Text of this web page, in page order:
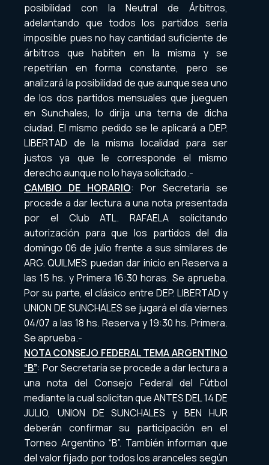
posibilidad con la Neutral de Árbitros,
adelantando que todos los partidos sería
imposible pues no hay cantidad suficiente de
árbitros que habiten en la misma y se
repetirían en forma constante, pero se
analizará la posibilidad de que aunque sea uno
de los dos partidos mensuales que jueguen
en Sunchales, lo dirija una terna de dicha
ciudad. El mismo pedido se le aplicará a DEP.
LIBERTAD de la misma localidad para ser
justos ya que le corresponde el mismo
derecho aunque no lo haya solicitado.-
CAMBIO DE HORARIO: Por Secretaría se
procede a dar lectura a una nota presentada
por el Club ATL. RAFAELA solicitando
autorización para que los partidos del día
domingo 06 de julio frente a sus similares de
ARG. QUILMES puedan dar inicio en Reserva a
las 15 hs. y Primera 16:30 horas. Se aprueba.
Por su parte, el clásico entre DEP. LIBERTAD y
UNION DE SUNCHALES se jugará el día viernes
04/07 a las 18 hs. Reserva y 19:30 hs. Primera.
Se aprueba.-
NOTA CONSEJO FEDERAL TEMA ARGENTINO
“B”: Por Secretaría se procede a dar lectura a
una nota del Consejo Federal del Fútbol
mediante la cual solicitan que ANTES DEL 14 DE
JULIO, UNION DE SUNCHALES y BEN HUR
deberán confirmar su participación en el
Torneo Argentino “B”. También informan que
del valor fijado por todos los aranceles según